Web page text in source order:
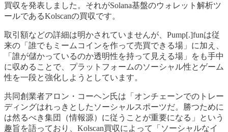
買収を発表しました。それがSolana基盤のウォレット解析ツ
ールであるKolscanの買収です。
取引額などの詳細は明かされていませんが、Pump[.]funは従
来の「誰でもミームコインを作って売買できる場」に加え、
「誰が儲かっているのか透明性を持って見える場」をも手中
に収めることで、プラットフォームのソーシャル性とゲーム
性を一段と強化しようとしています。
共同創業者アロン・コーヘン氏は「オンチェーンでのトレー
ディングはれっきとしたソーシャルスポーツだ。勝つために
は然るべき集団（情報源）に従うことが重要になる」という
趣旨を語っており、Kolscan買収によって「ソーシャルなイ